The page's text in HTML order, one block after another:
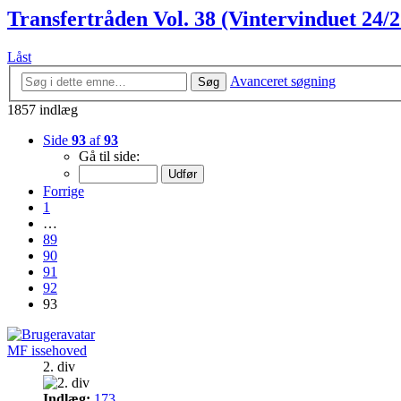
Transfertråden Vol. 38 (Vintervinduet 24/
Låst
Søg
Avanceret søgning
1857 indlæg
Side 93 af93
Gå til side:
Forrige
1
…
89
90
91
92
93
MF issehoved
2. div